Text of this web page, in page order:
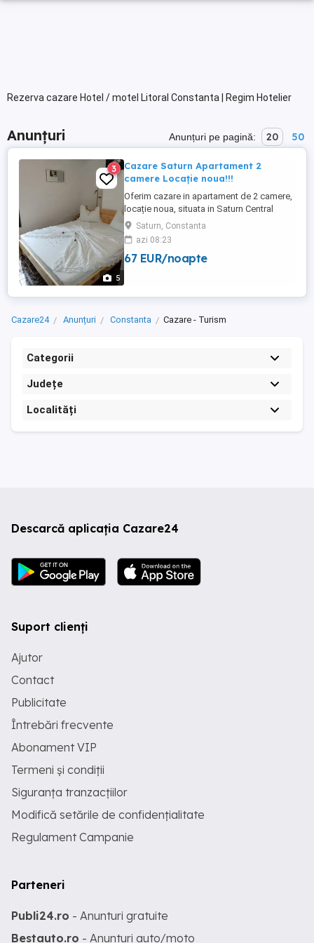
Rezerva cazare Hotel / motel Litoral Constanta | Regim Hotelier
Anunțuri Anunțuri pe pagină: 20 50
5
3
Cazare Saturn Apartament 2
camere Locație noua!!!
Oferim cazare in apartament de 2 camere,
locație noua, situata in Saturn Central
Residence, langa malul marii, toate
utilitățile. Prețul variază în funcție de
numărul de persoane și perioada
Saturn, Constanta
azi 08:23
67 EUR/noapte
Cazare24 Anunțuri Constanta Cazare - Turism
Categorii
Județe
Localități
Descarcă aplicația Cazare24
Suport clienți
Ajutor
Contact
Publicitate
Întrebări frecvente
Abonament VIP
Termeni și condiții
Siguranța tranzacțiilor
Modifică setările de confidențialitate
Regulament Campanie
Parteneri
Publi24.ro - Anunturi gratuite
Bestauto.ro - Anunturi auto/moto